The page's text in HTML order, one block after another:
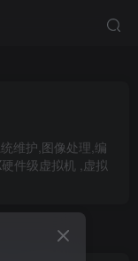
维护,图像处理,编
件级虚拟机 ,虚拟